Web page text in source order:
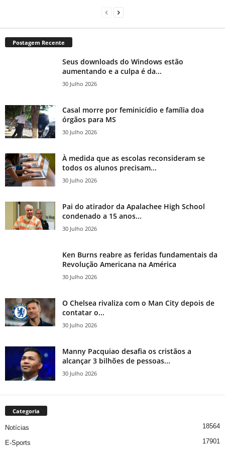
Postagem Recente
Seus downloads do Windows estão
aumentando e a culpa é da...
30 Julho 2026
Casal morre por feminicídio e família doa
órgãos para MS
30 Julho 2026
À medida que as escolas reconsideram se
todos os alunos precisam...
30 Julho 2026
Pai do atirador da Apalachee High School
condenado a 15 anos...
30 Julho 2026
Ken Burns reabre as feridas fundamentais da
Revolução Americana na América
30 Julho 2026
O Chelsea rivaliza com o Man City depois de
contatar o...
30 Julho 2026
Manny Pacquiao desafia os cristãos a
alcançar 3 bilhões de pessoas...
30 Julho 2026
Categoria
Notícias 18564
E-Sports
17901